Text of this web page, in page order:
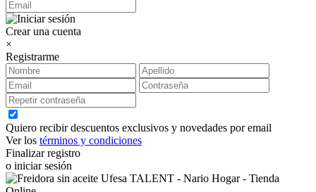
Crear una cuenta
×
Registrarme
Quiero recibir descuentos exclusivos y novedades por email
Ver los términos y condiciones
Finalizar registro
o iniciar sesión